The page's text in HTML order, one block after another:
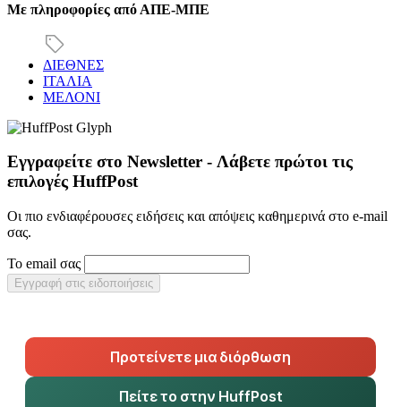
Με πληροφορίες από ΑΠΕ-ΜΠΕ
ΔΙΕΘΝΕΣ
ΙΤΑΛΙΑ
ΜΕΛΟΝΙ
Εγγραφείτε στο Newsletter - Λάβετε πρώτοι τις
επιλογές HuffPost
Οι πιο ενδιαφέρουσες ειδήσεις και απόψεις καθημερινά στο e-mail
σας.
Το email σας
Εγγραφή στις ειδοποιήσεις
Προτείνετε μια διόρθωση
Πείτε το στην HuffPost